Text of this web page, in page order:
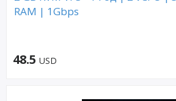
RAM | 1Gbps
48.5 USD